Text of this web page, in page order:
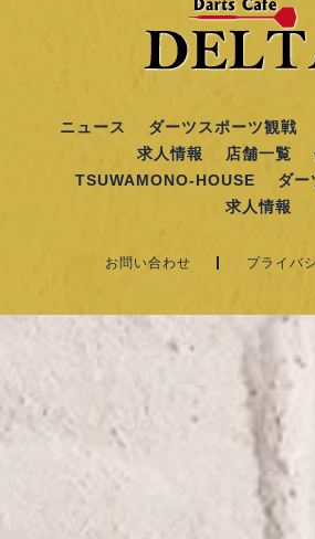
ニュース ダーツスポーツ観戦
求人情報
店舗一覧
TSUWAMONO-HOUSE
ダー
求人情報
お問い合わせ プライバ